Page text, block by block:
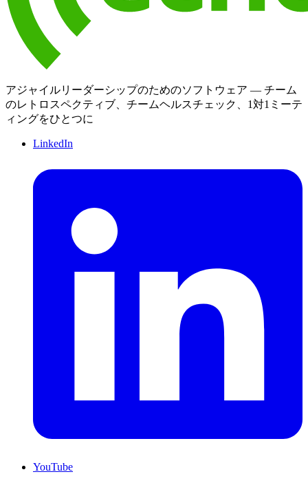
アジャイルリーダーシップのためのソフトウェア — チーム
のレトロスペクティブ、チームヘルスチェック、1対1ミーテ
ィングをひとつに
LinkedIn
YouTube